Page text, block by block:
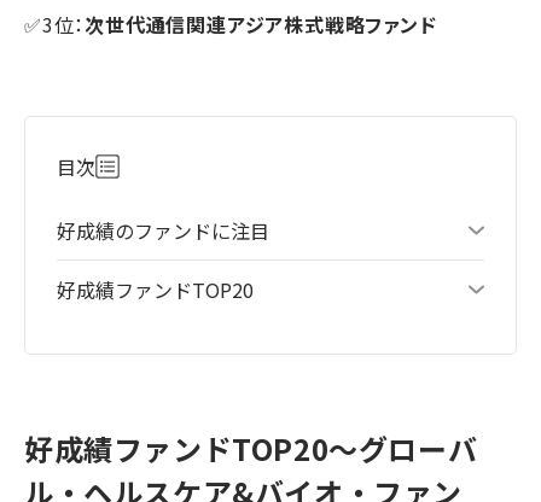
✅3位：次世代通信関連アジア株式戦略ファンド
目次
好成績のファンドに注目
好成績ファンドTOP20
好成績ファンドTOP20～グローバ
ル・ヘルスケア&バイオ・ファン